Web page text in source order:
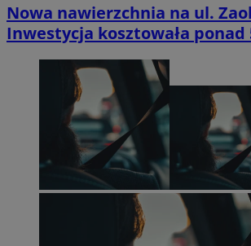
Nowa nawierzchnia na ul.
Inwestycja kosztowała ponad